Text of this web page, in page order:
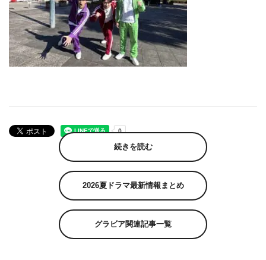
続きを読む
2026夏ドラマ最新情報まとめ
グラビア関連記事一覧